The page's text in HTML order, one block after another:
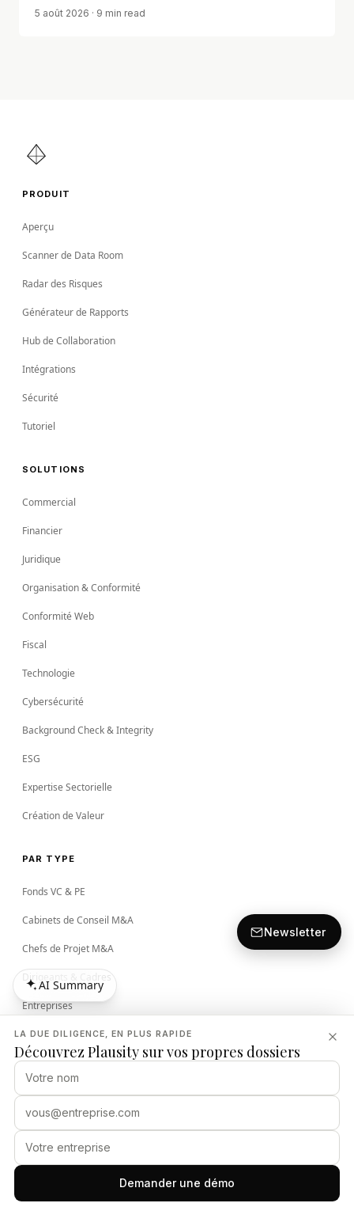
5 août 2026 · 9 min read
LA DUE DILIGENCE, EN PLUS RAPIDE
Découvrez Plausity sur vos propres dossiers
Demander une démo
PRODUIT
Aperçu
Scanner de Data Room
Radar des Risques
Générateur de Rapports
Hub de Collaboration
Intégrations
Sécurité
Tutoriel
SOLUTIONS
Commercial
Financier
Juridique
Organisation & Conformité
Conformité Web
Fiscal
Technologie
Cybersécurité
Background Check & Integrity
ESG
Expertise Sectorielle
Création de Valeur
PAR TYPE
Fonds VC & PE
Cabinets de Conseil M&A
Chefs de Projet M&A
Dirigeants & Cadres
Entreprises
NOUS REJOINDRE
Carrières
Écoles de Commerce
ENTREPRISE
AI Summary
AI Summary
Newsletter